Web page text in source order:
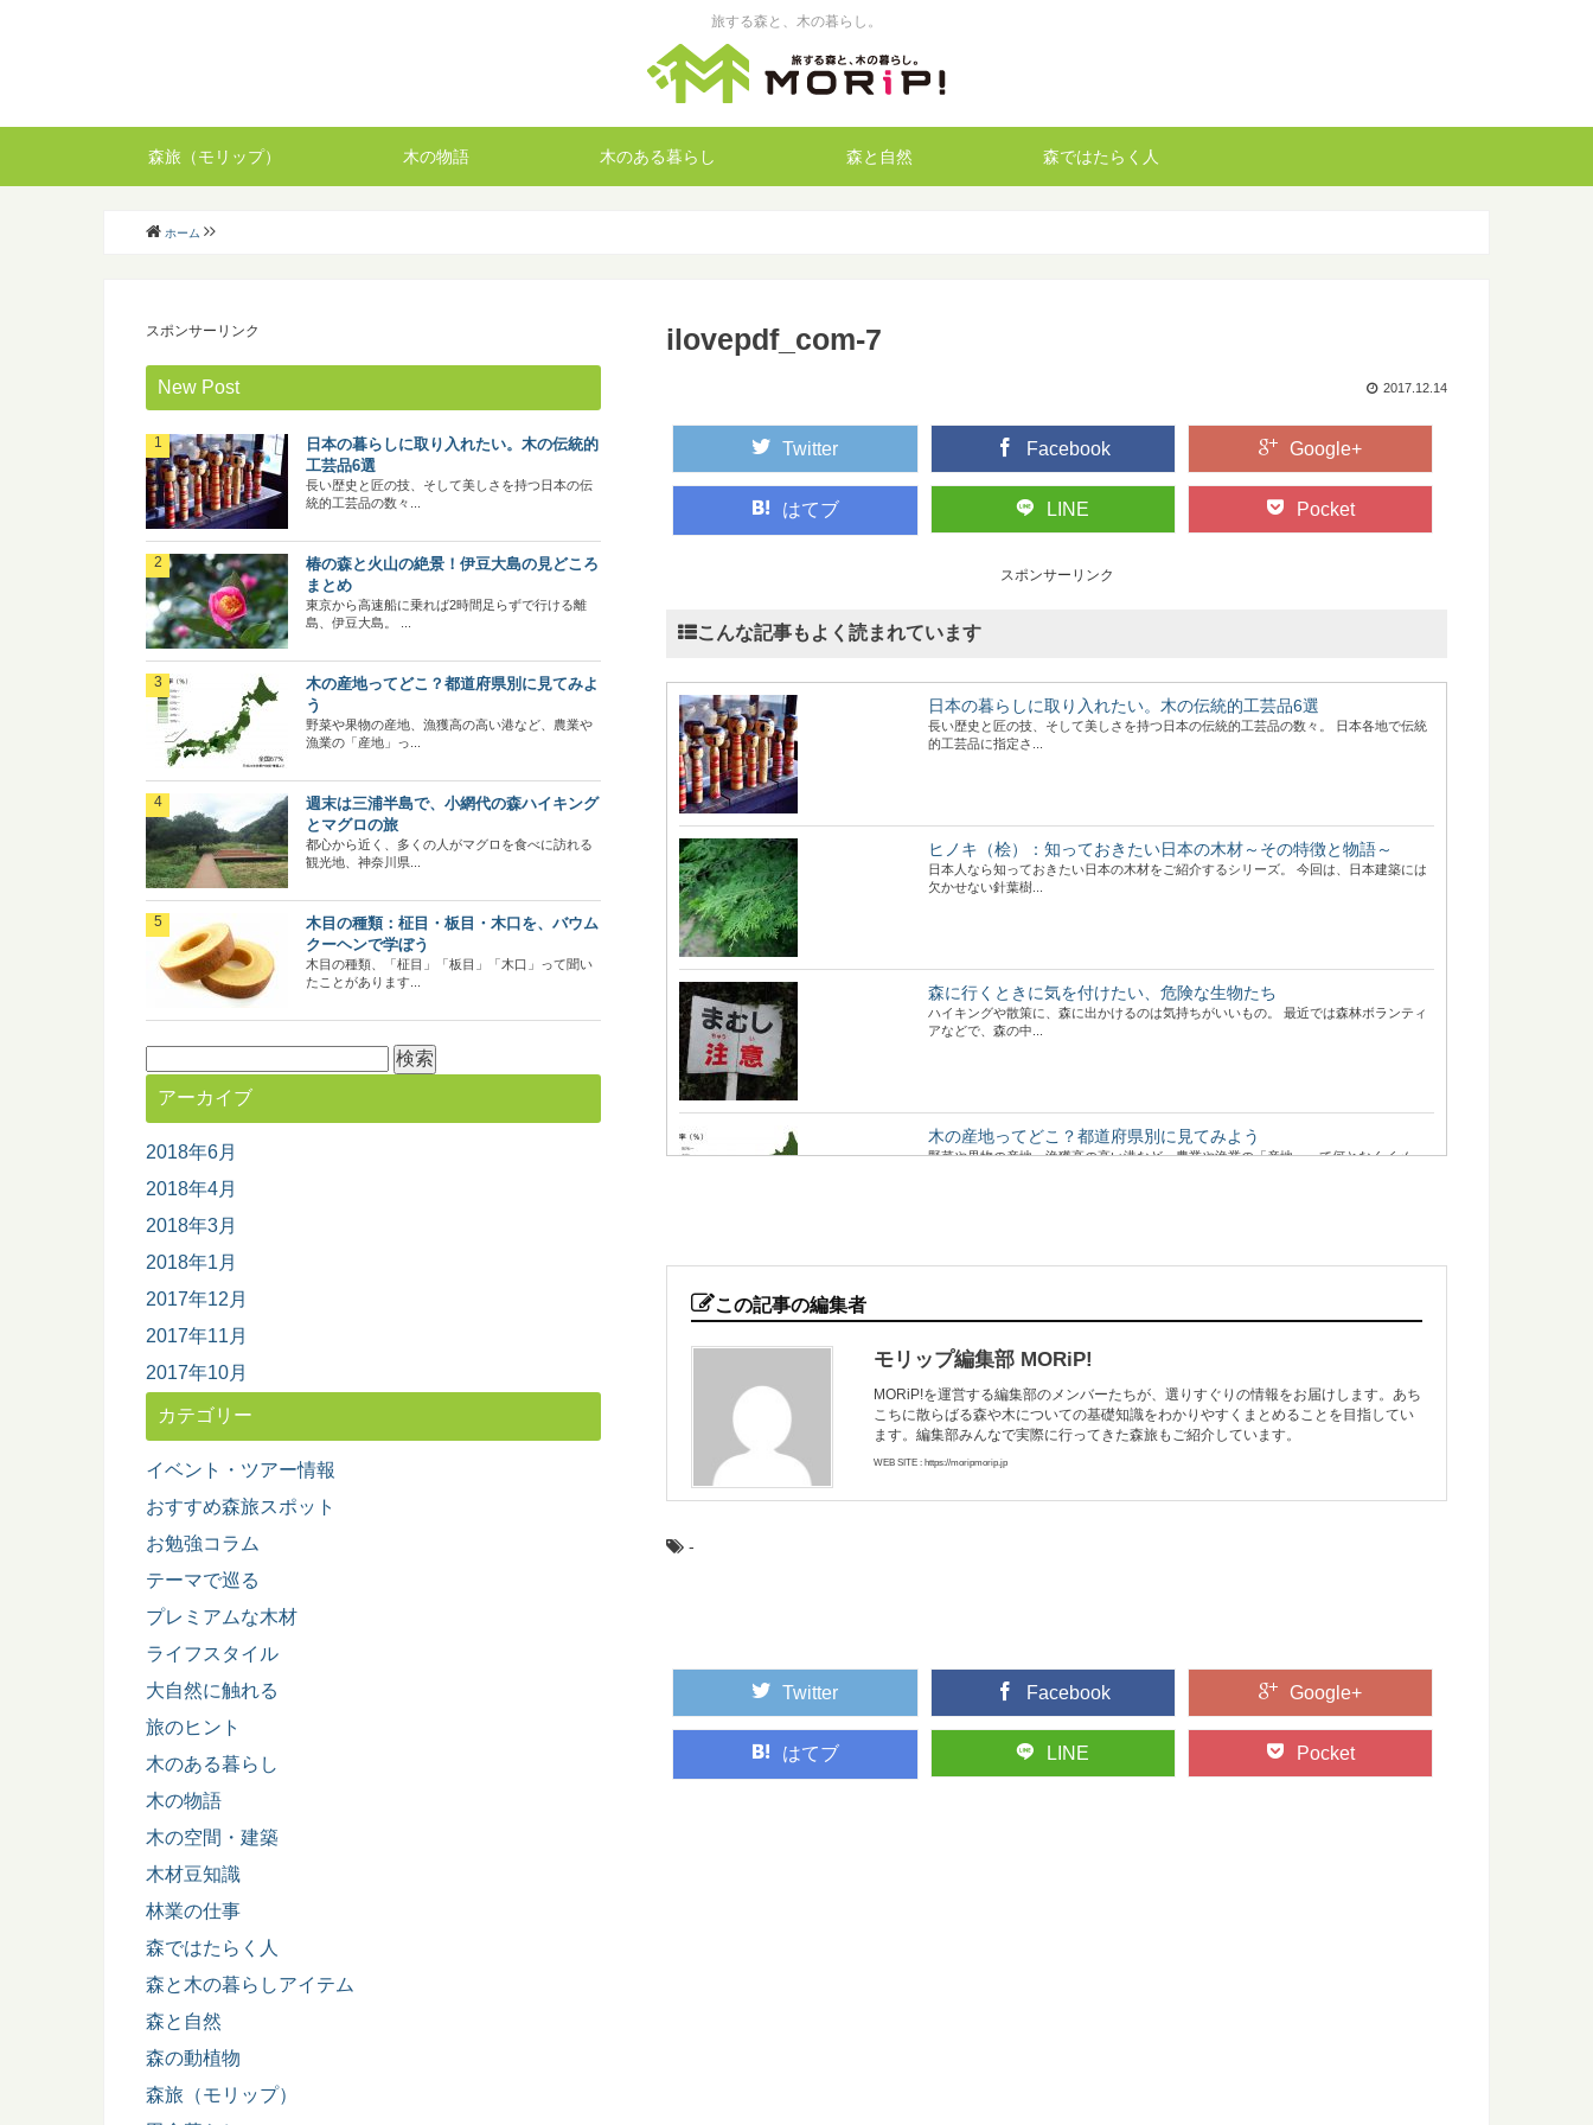
旅する森と、木の暮らし。
森旅（モリップ） 木の物語 木のある暮らし 森と自然 森ではたらく人
ホーム
ilovepdf_com-7
2017.12.14
Twitter Facebook Google+
はてブ LINE Pocket
スポンサーリンク
こんな記事もよく読まれています
日本の暮らしに取り入れたい。木の伝統的工芸品6選
長い歴史と匠の技、そして美しさを持つ日本の伝統的工芸品の数々。 日本各地で伝統
的工芸品に指定さ...
ヒノキ（桧）：知っておきたい日本の木材～その特徴と物語～
日本人なら知っておきたい日本の木材をご紹介するシリーズ。 今回は、日本建築には
欠かせない針葉樹...
森に行くときに気を付けたい、危険な生物たち
ハイキングや散策に、森に出かけるのは気持ちがいいもの。 最近では森林ボランティ
アなどで、森の中...
木の産地ってどこ？都道府県別に見てみよう
野菜や果物の産地、漁獲高の高い港など、農業や漁業の「産地」って何となくイメー
落葉する針葉樹「...
林業や田舎暮らしが知りたくなったら観る映画5選
林業ってどんな仕事？田舎暮らしってどうなんだろう？そう思って本や雑誌を読むの
もいいですが、映像でその...
日本人なら知っておきたい日本の木材をご紹介するシリーズ。 今回は、日本の風景を
形づくる代表的な...
この記事の編集者
モリップ編集部 MORiP!
MORiP!を運営する編集部のメンバーたちが、選りすぐりの情報をお届けします。あち
こちに散らばる森や木についての基礎知識をわかりやすくまとめることを目指してい
ます。編集部みんなで実際に行ってきた森旅もご紹介しています。
WEB SITE : https://moripmorip.jp
-
Twitter Facebook Google+
はてブ LINE Pocket
スポンサーリンク
New Post
日本の暮らしに取り入れたい。木の伝統的
工芸品6選
長い歴史と匠の技、そして美しさを持つ日本の伝
統的工芸品の数々...
椿の森と火山の絶景！伊豆大島の見どころ
まとめ
東京から高速船に乗れば2時間足らずで行ける離
島、伊豆大島。 ...
木の産地ってどこ？都道府県別に見てみよ
う
野菜や果物の産地、漁獲高の高い港など、農業や
漁業の「産地」っ...
週末は三浦半島で、小網代の森ハイキング
とマグロの旅
都心から近く、多くの人がマグロを食べに訪れる
観光地、神奈川県...
木目の種類：柾目・板目・木口を、バウム
クーヘンで学ぼう
木目の種類、「柾目」「板目」「木口」って聞い
たことがあります...
索:
アーカイブ
2018年6月
2018年4月
2018年3月
2018年1月
2017年12月
2017年11月
2017年10月
カテゴリー
イベント・ツアー情報
おすすめ森旅スポット
お勉強コラム
テーマで巡る
プレミアムな木材
ライフスタイル
大自然に触れる
旅のヒント
木のある暮らし
木の物語
木の空間・建築
木材豆知識
林業の仕事
森ではたらく人
森と木の暮らしアイテム
森と自然
森の動植物
森旅（モリップ）